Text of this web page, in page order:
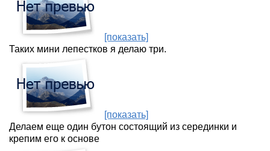
[показать]
Таких мини лепестков я делаю три.
[показать]
Делаем еще один бутон состоящий из серединки и
крепим его к основе